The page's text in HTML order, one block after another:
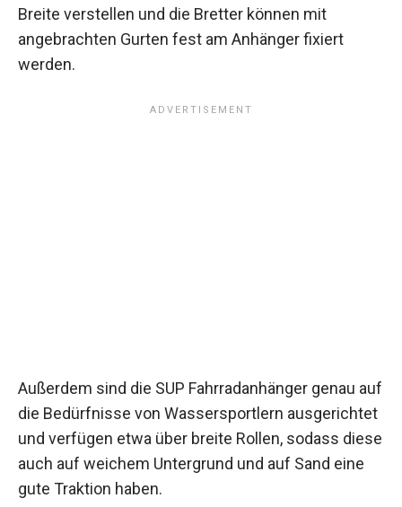
Breite verstellen und die Bretter können mit
angebrachten Gurten fest am Anhänger fixiert
werden.
Außerdem sind die SUP Fahrradanhänger genau auf
die Bedürfnisse von Wassersportlern ausgerichtet
und verfügen etwa über breite Rollen, sodass diese
auch auf weichem Untergrund und auf Sand eine
gute Traktion haben.